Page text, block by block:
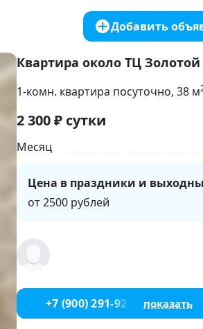
Добавить
Квартира около ТЦ
1-комн. квартира посуточно, 38 м
2 300₽ сутки
Месяц
Цена в праздники и
от 2500 рублей
+7 (900) 291-92-83 показать